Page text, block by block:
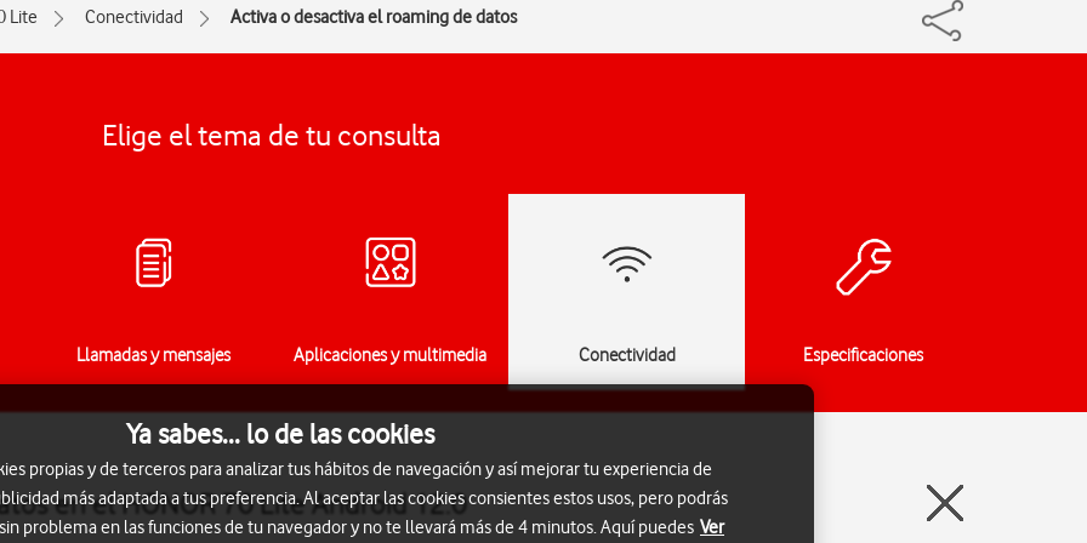
Lite Conectividad Activa o desactiva el roaming de datos
Elige el tema de tu consulta
Llamadas y mensajes Aplicaciones y multimedia Conectividad Especificaciones
en el HONOR 70 Lite Android 12.0
Ya sabes... lo de las cookies
propias y de terceros para analizar tus hábitos de navegación y así mejorar tu experiencia de
más adaptada a tus preferencia. Al aceptar las cookies consientes estos usos, pero podrás
problema en las funciones de tu navegador y no te llevará más de 4 minutos. Aquí puedes Ver